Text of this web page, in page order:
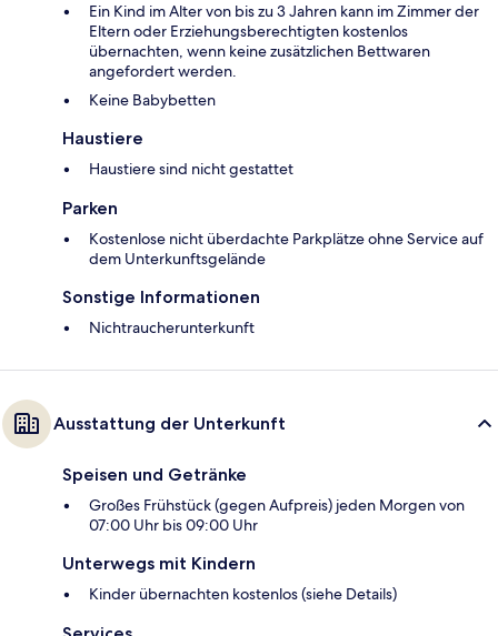
Ein Kind im Alter von bis zu 3 Jahren kann im Zimmer der
Eltern oder Erziehungsberechtigten kostenlos
übernachten, wenn keine zusätzlichen Bettwaren
angefordert werden.
Keine Babybetten
Haustiere
Haustiere sind nicht gestattet
Parken
Kostenlose nicht überdachte Parkplätze ohne Service auf
dem Unterkunftsgelände
Sonstige Informationen
Nichtraucherunterkunft
Ausstattung der Unterkunft
Speisen und Getränke
Großes Frühstück (gegen Aufpreis) jeden Morgen von
07:00 Uhr bis 09:00 Uhr
Unterwegs mit Kindern
Kinder übernachten kostenlos (siehe Details)